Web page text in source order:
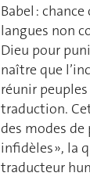
Babel :
langues non
Dieu pour
naître que
réunir
traduction.
des modes
infidèles », la
traducteur